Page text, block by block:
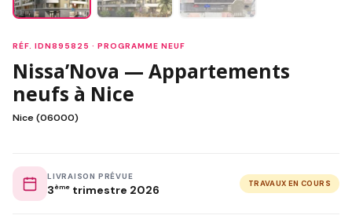
RÉF. IDN895825 · PROGRAMME NEUF
Nissa’Nova — Appartements
neufs à Nice
Nice (06000)
LIVRAISON PRÉVUE
3ème trimestre 2026 TRAVAUX EN COURS